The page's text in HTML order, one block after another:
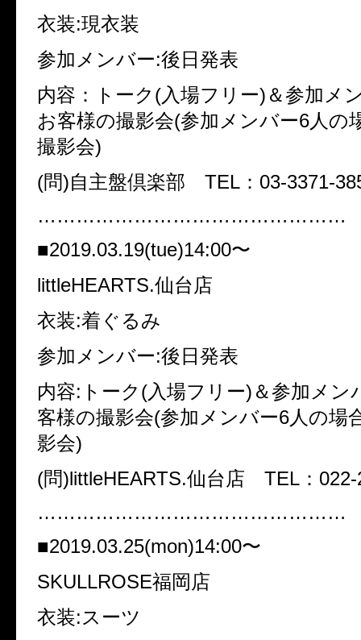
衣装:現衣装
参加メンバー:後日発表
内容：トーク(入場フリー)＆参加メ
お客様の撮影会(参加メンバー6人の
撮影会)
(問)自主盤倶楽部 TEL：03-3371-
…………………………………………
■2019.03.19(tue)14:00〜
littleHEARTS.仙台店
衣装:着ぐるみ
参加メンバー:後日発表
内容:トーク(入場フリー)＆参加メン
客様の撮影会(参加メンバー6人の場
影会)
(問)littleHEARTS.仙台店 TEL：022-
…………………………………………
■2019.03.25(mon)14:00〜
SKULLROSE福岡店
衣装:スーツ